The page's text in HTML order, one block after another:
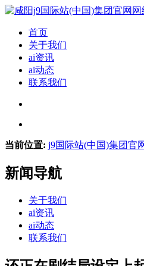
首页
关于我们
ai资讯
ai动态
联系我们
当前位置: j9国际站(中国)集团官
新闻导航
关于我们
ai资讯
ai动态
联系我们